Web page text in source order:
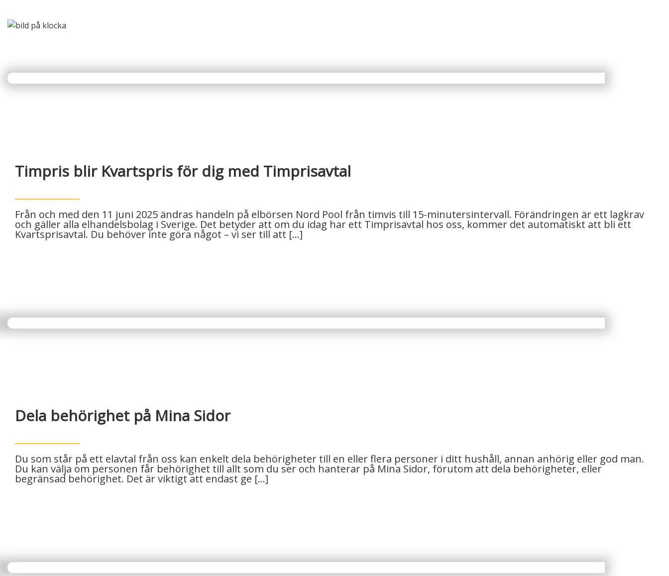
Timpris blir Kvartspris för dig med Timprisavtal
Från och med den 11 juni 2025 ändras handeln på elbörsen Nord Pool från timvis till 15-minutersintervall. Förändringen är ett lagkrav
och gäller alla elhandelsbolag i Sverige. Det betyder att om du idag har ett Timprisavtal hos oss, kommer det automatiskt att bli ett
Kvartsprisavtal. Du behöver inte göra något – vi ser till att […]
Dela behörighet på Mina Sidor
Du som står på ett elavtal från oss kan enkelt dela behörigheter till en eller flera personer i ditt hushåll, annan anhörig eller god man.
Du kan välja om personen får behörighet till allt som du ser och hanterar på Mina Sidor, förutom att dela behörigheter, eller
begränsad behörighet. Det är viktigt att endast ge […]